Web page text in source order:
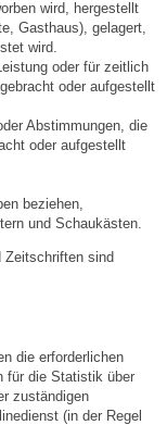
wird, hergestellt
Gasthaus), gelagert,
wird.
oder für zeitlich
oder aufgestellt
Abstimmungen, die
oder aufgestellt
beziehen,
und Schaukästen.
Zeitschriften sind
die erforderlichen
für die Statistik über
zuständigen
(in der Regel